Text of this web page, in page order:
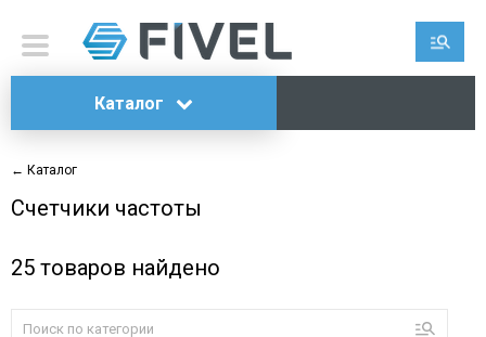
Каталог
← Каталог
Счетчики частоты
25 товаров найдено